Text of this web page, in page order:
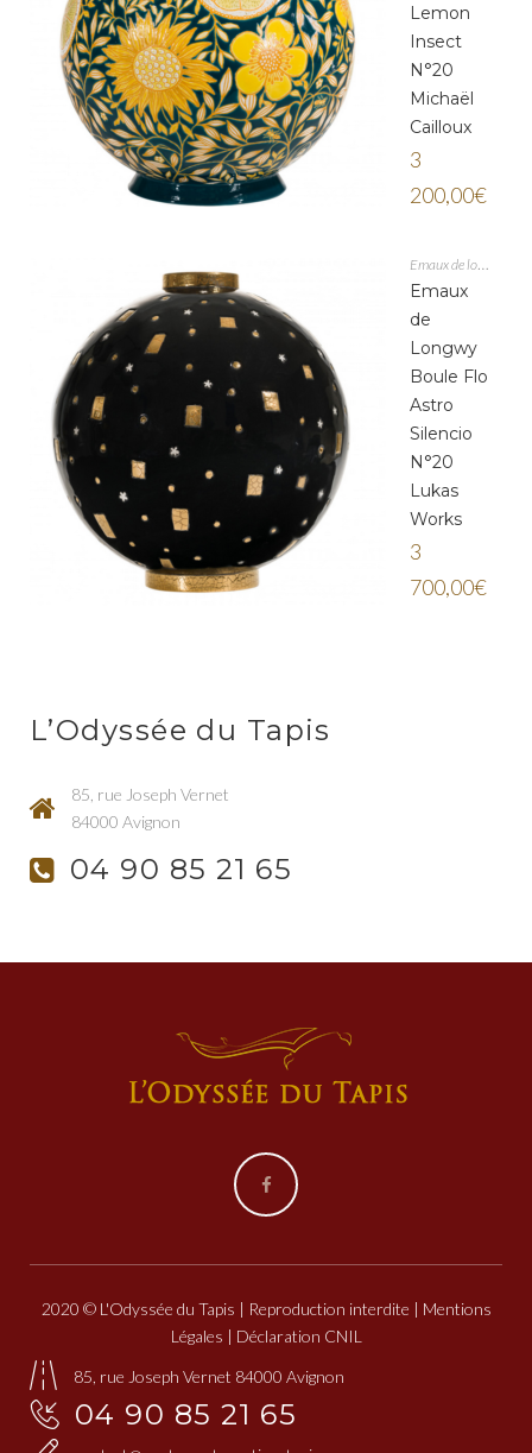
Lemon
Insect
N°20
Michaël
Cailloux
3
200,00€
Emaux
de
Longwy
Boule Flo
Astro
Silencio
N°20
Lukas
Works
3
700,00€
L’Odyssée du Tapis
85, rue Joseph Vernet
84000 Avignon
04 90 85 21 65
2020 © L'Odyssée du Tapis | Reproduction interdite | Mentions
Légales | Déclaration CNIL
85, rue Joseph Vernet 84000 Avignon
04 90 85 21 65